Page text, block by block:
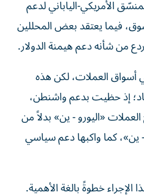
فيما يعتقد بعض المحللين
من شأنه دعم هيمنة الدولار.
العملات، لكن هذه
إذ حظيت بدعم واشنطن،
«اليورو - ين» بدلاً من
- ين»، كما واكبها دعم سياسي
خطوةً بالغة الأهمية.